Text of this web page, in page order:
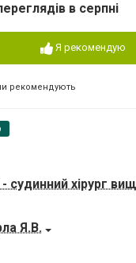
в серпні
Я рекомендую
рекомендують
хірург
Я.В.